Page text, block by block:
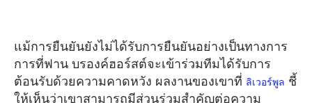
แม้การยืนยันยังไม่ได้รับการยืนยันอย่างเป็นทางการ
การที่ฟาน บรองค์ฮอร์สต์จะเข้าร่วมทีมได้รับการ
ต้อนรับด้วยความคาดหวัง ผลงานของเขาที่ ลิเวอร์พูล ชี้
ให้เห็นว่าเขาสามารถมีส่วนร่วมสำคัญต่อความ